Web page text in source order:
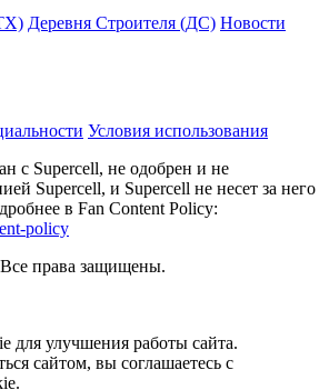
Деревня Строителя (ДС) Новости
Условия использования
с Supercell, не одобрен и не
Supercell, и Supercell не несет за него
в Fan Content Policy:
policy
права защищены.
для улучшения работы сайта.
сайтом, вы соглашаетесь с